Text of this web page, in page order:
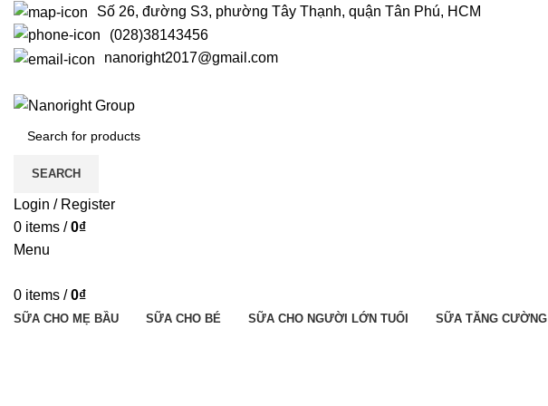
Số 26, đường S3, phường Tây Thạnh, quận Tân Phú, HCM
(028)38143456
nanoright2017@gmail.com
SEARCH
Login / Register
0 items / 0₫
Menu
0 items / 0₫
SỮA CHO MẸ BẦU SỮA CHO BÉ SỮA CHO NGƯỜI LỚN TUỔI SỮA TĂNG CƯỜNG